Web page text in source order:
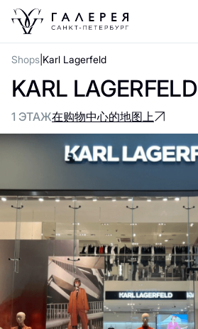
Shops Karl Lagerfeld
KARL LAGERFELD
1 ЭТАЖ在购物中心的地图上